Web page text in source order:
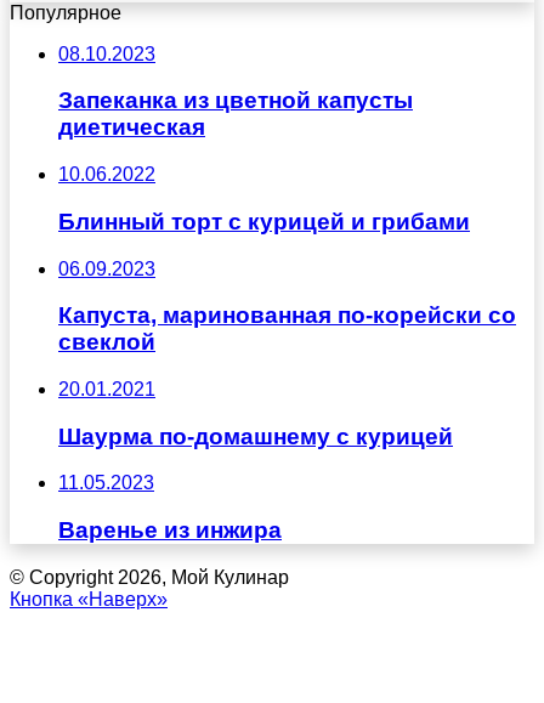
Популярное
08.10.2023
Запеканка из цветной капусты
диетическая
10.06.2022
Блинный торт с курицей и грибами
06.09.2023
Капуста, маринованная по-корейски со
свеклой
20.01.2021
Шаурма по-домашнему с курицей
11.05.2023
Варенье из инжира
© Copyright 2026, Мой Кулинар
Кнопка «Наверх»